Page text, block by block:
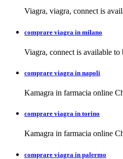
Viagra, viagra, connect is
comprare viagra in milano
Viagra, connect is available to
comprare viagra in napoli
Kamagra in farmacia online
comprare viagra in torino
Kamagra in farmacia online
comprare viagra in palermo